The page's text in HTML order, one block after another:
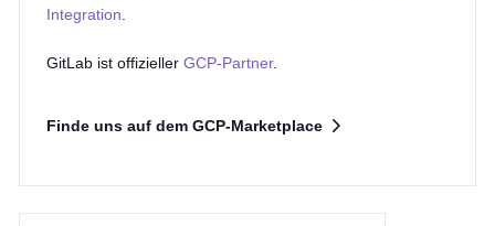
Integration
GitLab ist offizieller GCP-Partner.
Finde uns auf dem GCP-Marketplace